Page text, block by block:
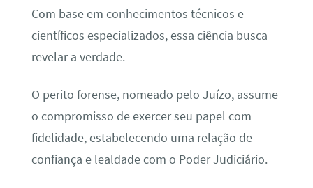
Com base em conhecimentos técnicos e
científicos especializados, essa ciência busca
revelar a verdade.
O perito forense, nomeado pelo Juízo, assume
o compromisso de exercer seu papel com
fidelidade, estabelecendo uma relação de
confiança e lealdade com o Poder Judiciário.